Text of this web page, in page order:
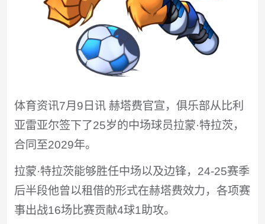
体育资讯7月9日讯 赫塔费官宣，俱乐部从比利
亚雷亚尔签下了25岁的中场球员拉蒙·特拉茨，
合同至2029年。
拉蒙·特拉茨能够胜任中场以及边锋，24-25赛季
后半段他曾以租借的形式在赫塔费效力，各项赛
事出战16场比赛贡献4球1助攻。